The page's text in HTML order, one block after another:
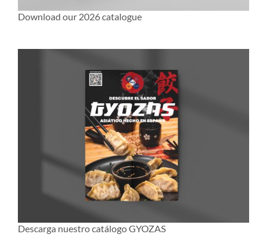
Download our 2026 catalogue
Descarga nuestro catálogo GYOZAS